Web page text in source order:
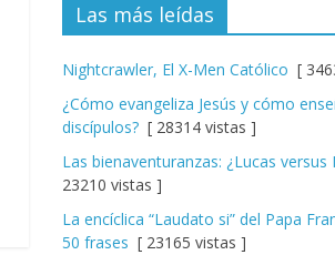
Las más leídas
Nightcrawler, El X-Men Católico [
¿Cómo evangeliza Jesús y cómo
discípulos? [ 28314 vistas ]
Las bienaventuranzas: ¿Lucas versus
23210 vistas ]
La encíclica “Laudato si” del Papa
50 frases [ 23165 vistas ]